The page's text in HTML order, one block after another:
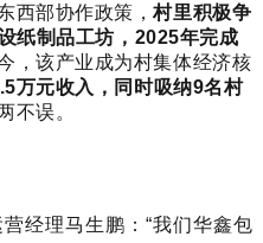
西部协作政策，村里积极争
纸制品工坊，2025年完成
，该产业成为村集体经济核
万元收入，同时吸纳9名村
不误。
经理马生鹏：“我们华鑫包